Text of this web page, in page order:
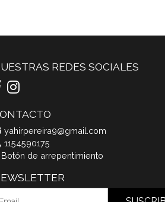
REDES SOCIALES
yahirpereira9@gmail.com
1154590175
Botón de arrepentimiento